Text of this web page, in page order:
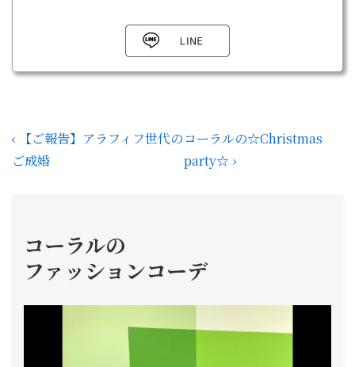
投
稿
ゲ
ー
前
の
‹ 【ご報告】アラフィフ世代の
ご成婚
次
の
コーラルの☆Christmas
party☆ ›
コーラルの
ファッションコーデ